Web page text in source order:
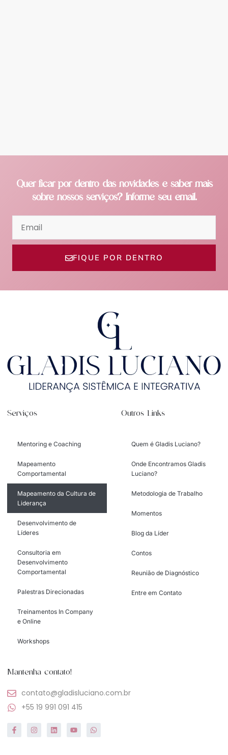
Quer ficar por dentro das novidades e saber mais
sobre nossos serviços? Informe seu email.
FIQUE POR DENTRO
Serviços
Mentoring e Coaching
Mapeamento
Comportamental
Mapeamento da Cultura de
Liderança
Desenvolvimento de
Líderes
Consultoria em
Desenvolvimento
Comportamental
Palestras Direcionadas
Treinamentos In Company
e Online
Workshops
Outros Links
Quem é Gladis Luciano?
Onde Encontramos Gladis
Luciano?
Metodologia de Trabalho
Momentos
Blog da Líder
Contos
Reunião de Diagnóstico
Entre em Contato
Mantenha contato!
contato@gladisluciano.com.br
+55 19 991 091 415